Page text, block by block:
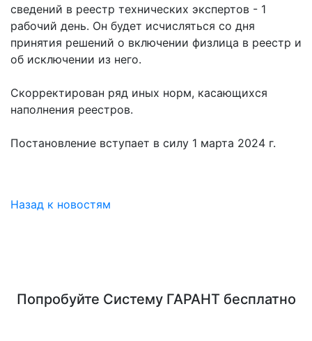
сведений в реестр технических экспертов - 1
рабочий день. Он будет исчисляться со дня
принятия решений о включении физлица в реестр и
об исключении из него.
Скорректирован ряд иных норм, касающихся
наполнения реестров.
Постановление вступает в силу 1 марта 2024 г.
Назад к новостям
Попробуйте Систему ГАРАНТбесплатно